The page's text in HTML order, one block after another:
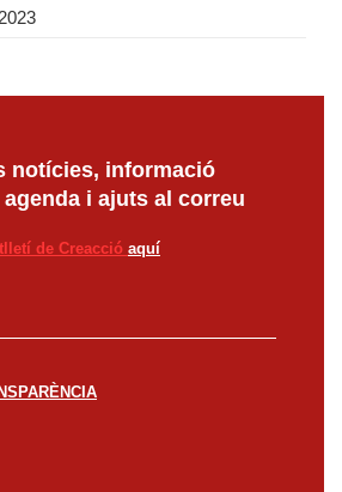
notícies, informació
i ajuts al correu
de Creacció aquí